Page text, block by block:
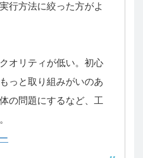
行方法に絞った方がよ
オリティが低い。初心
っと取り組みがいのあ
の問題にするなど、工